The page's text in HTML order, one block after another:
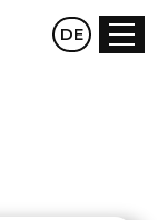
CZ EN
DE